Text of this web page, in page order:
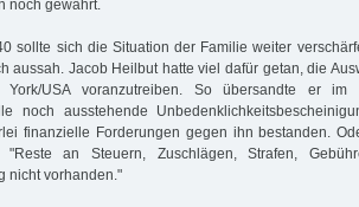
noch gewährt.
sollte sich die Situation der Familie weiter
aussah. Jacob Heilbut hatte viel dafür getan, die
York/USA voranzutreiben. So übersandte er
noch ausstehende
finanzielle Forderungen gegen ihn bestanden.
"Reste an Steuern, Zuschlägen, Strafen,
nicht vorhanden."